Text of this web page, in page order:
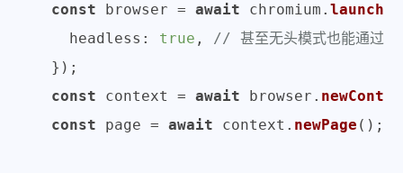
const browser = await chromium. launch
headless : true , // 甚至无头模式也能通过检
  });
const context = await browser.
const page = await context. newPage ();